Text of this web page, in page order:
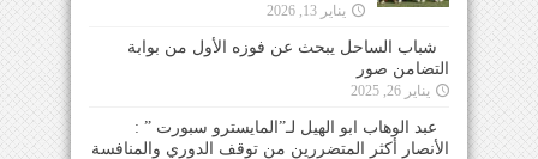
يناير 13, 2026
شباب الساحل يبحث عن فوزه الأول من بوابة
التضامن صور
يناير 26, 2025
عبد الوهاب ابو الهيل لـ”المايسترو سبورت ” :
الأنصار أكثر المتضررين من توقف الدوري والمنافسة